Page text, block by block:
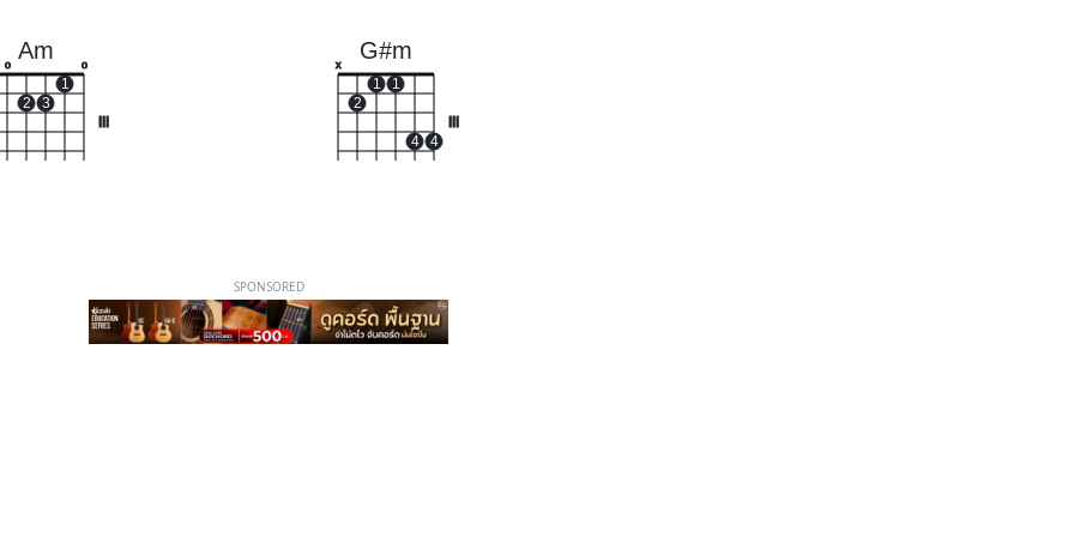
Am
o
2 3
1
o
G#m
x
2
1 1
4 4
SPONSORED